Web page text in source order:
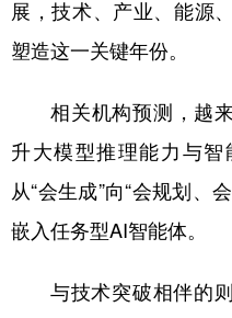
科技 科创
文化 书画
访谈 视频
法律 中央文件
食品 人居
学术中国 乡村振兴
城市 旅游
展，技术、产业、能源
塑造这一关键年份。
相关机构预测，越
升大模型推理能力与
从“会生成”向“会规划、
嵌入任务型AI智能体。
与技术突破相伴的